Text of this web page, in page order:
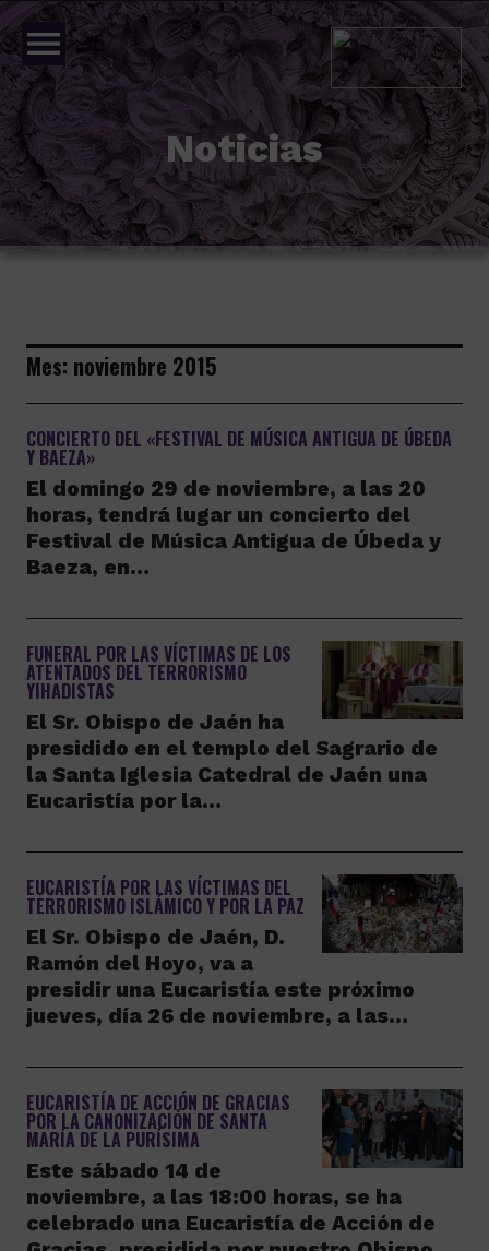
menu
Noticias
Mes: noviembre 2015
CONCIERTO DEL «FESTIVAL DE MÚSICA ANTIGUA DE ÚBEDA
Y BAEZA»
El domingo 29 de noviembre, a las 20
horas, tendrá lugar un concierto del
Festival de Música Antigua de Úbeda y
Baeza, en…
FUNERAL POR LAS VÍCTIMAS DE LOS
ATENTADOS DEL TERRORISMO
YIHADISTAS
El Sr. Obispo de Jaén ha
presidido en el templo del Sagrario de
la Santa Iglesia Catedral de Jaén una
Eucaristía por la…
EUCARISTÍA POR LAS VÍCTIMAS DEL
TERRORISMO ISLÁMICO Y POR LA PAZ
El Sr. Obispo de Jaén, D.
Ramón del Hoyo, va a
presidir una Eucaristía este próximo
jueves, día 26 de noviembre, a las…
EUCARISTÍA DE ACCIÓN DE GRACIAS
POR LA CANONIZACIÓN DE SANTA
MARÍA DE LA PURÍSIMA
Este sábado 14 de
noviembre, a las 18:00 horas, se ha
celebrado una Eucaristía de Acción de